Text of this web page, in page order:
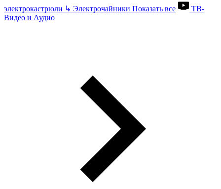
электрокастрюли ↳ Электрочайники Показать все
ТВ-
Видео и Аудио